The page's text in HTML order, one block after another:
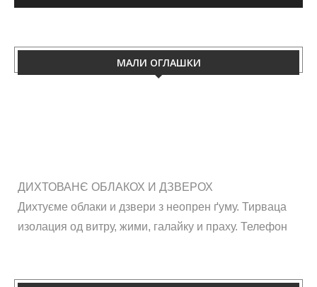
МАЛИ ОГЛАШКИ
Дихтуєме облаки и дзвери з неопрен ґуму. Тирваца
изолация од витру, жими, галайку и праху. Телефон
060/50-88-433.